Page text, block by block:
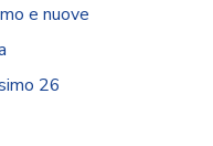
e nuove
26